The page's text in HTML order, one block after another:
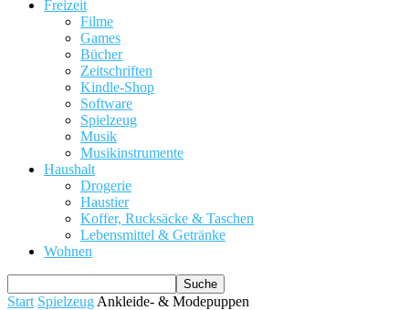
Freizeit
Filme
Games
Bücher
Zeitschriften
Kindle-Shop
Software
Spielzeug
Musik
Musikinstrumente
Haushalt
Drogerie
Haustier
Koffer, Rucksäcke & Taschen
Lebensmittel & Getränke
Wohnen
Start Spielzeug Ankleide- & Modepuppen